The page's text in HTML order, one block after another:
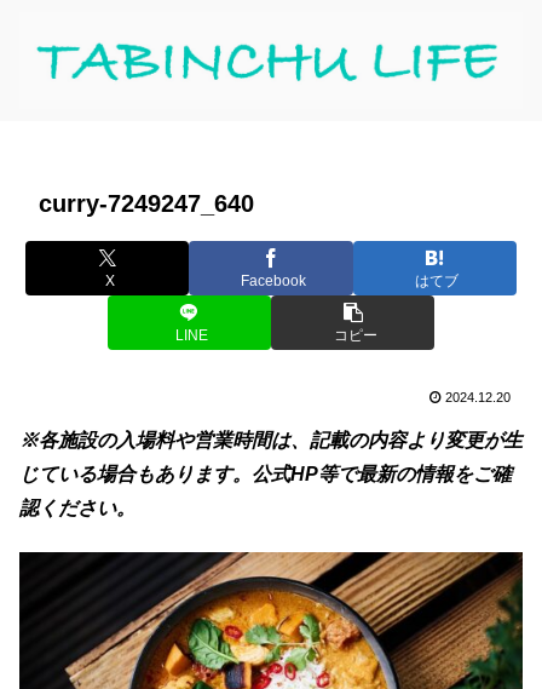
curry-7249247_640
X Facebook はてブ
LINE コピー
2024.12.20
※各施設の入場料や営業時間は、記載の内容より変更が生
じている場合もあります。公式HP等で最新の情報をご確
認ください。